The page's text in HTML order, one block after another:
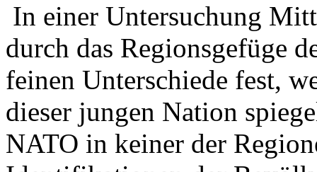
In einer Untersuchung
durch das Regionsgefüge
feinen Unterschiede fest,
dieser jungen Nation
NATO in keiner der